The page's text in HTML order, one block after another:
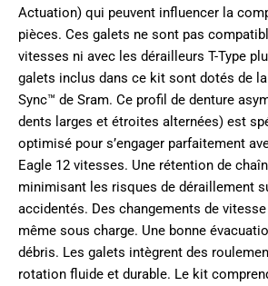
Actuation) qui peuvent influencer la
pièces. Ces galets ne sont pas
vitesses ni avec les dérailleurs T-Type
galets inclus dans ce kit sont dotés de
Sync™ de Sram. Ce profil de denture
dents larges et étroites alternées) est
optimisé pour s’engager parfaitement
Eagle 12 vitesses. Une rétention de
minimisant les risques de déraillement
accidentés. Des changements de
même sous charge. Une bonne
débris. Les galets intègrent des
rotation fluide et durable. Le kit